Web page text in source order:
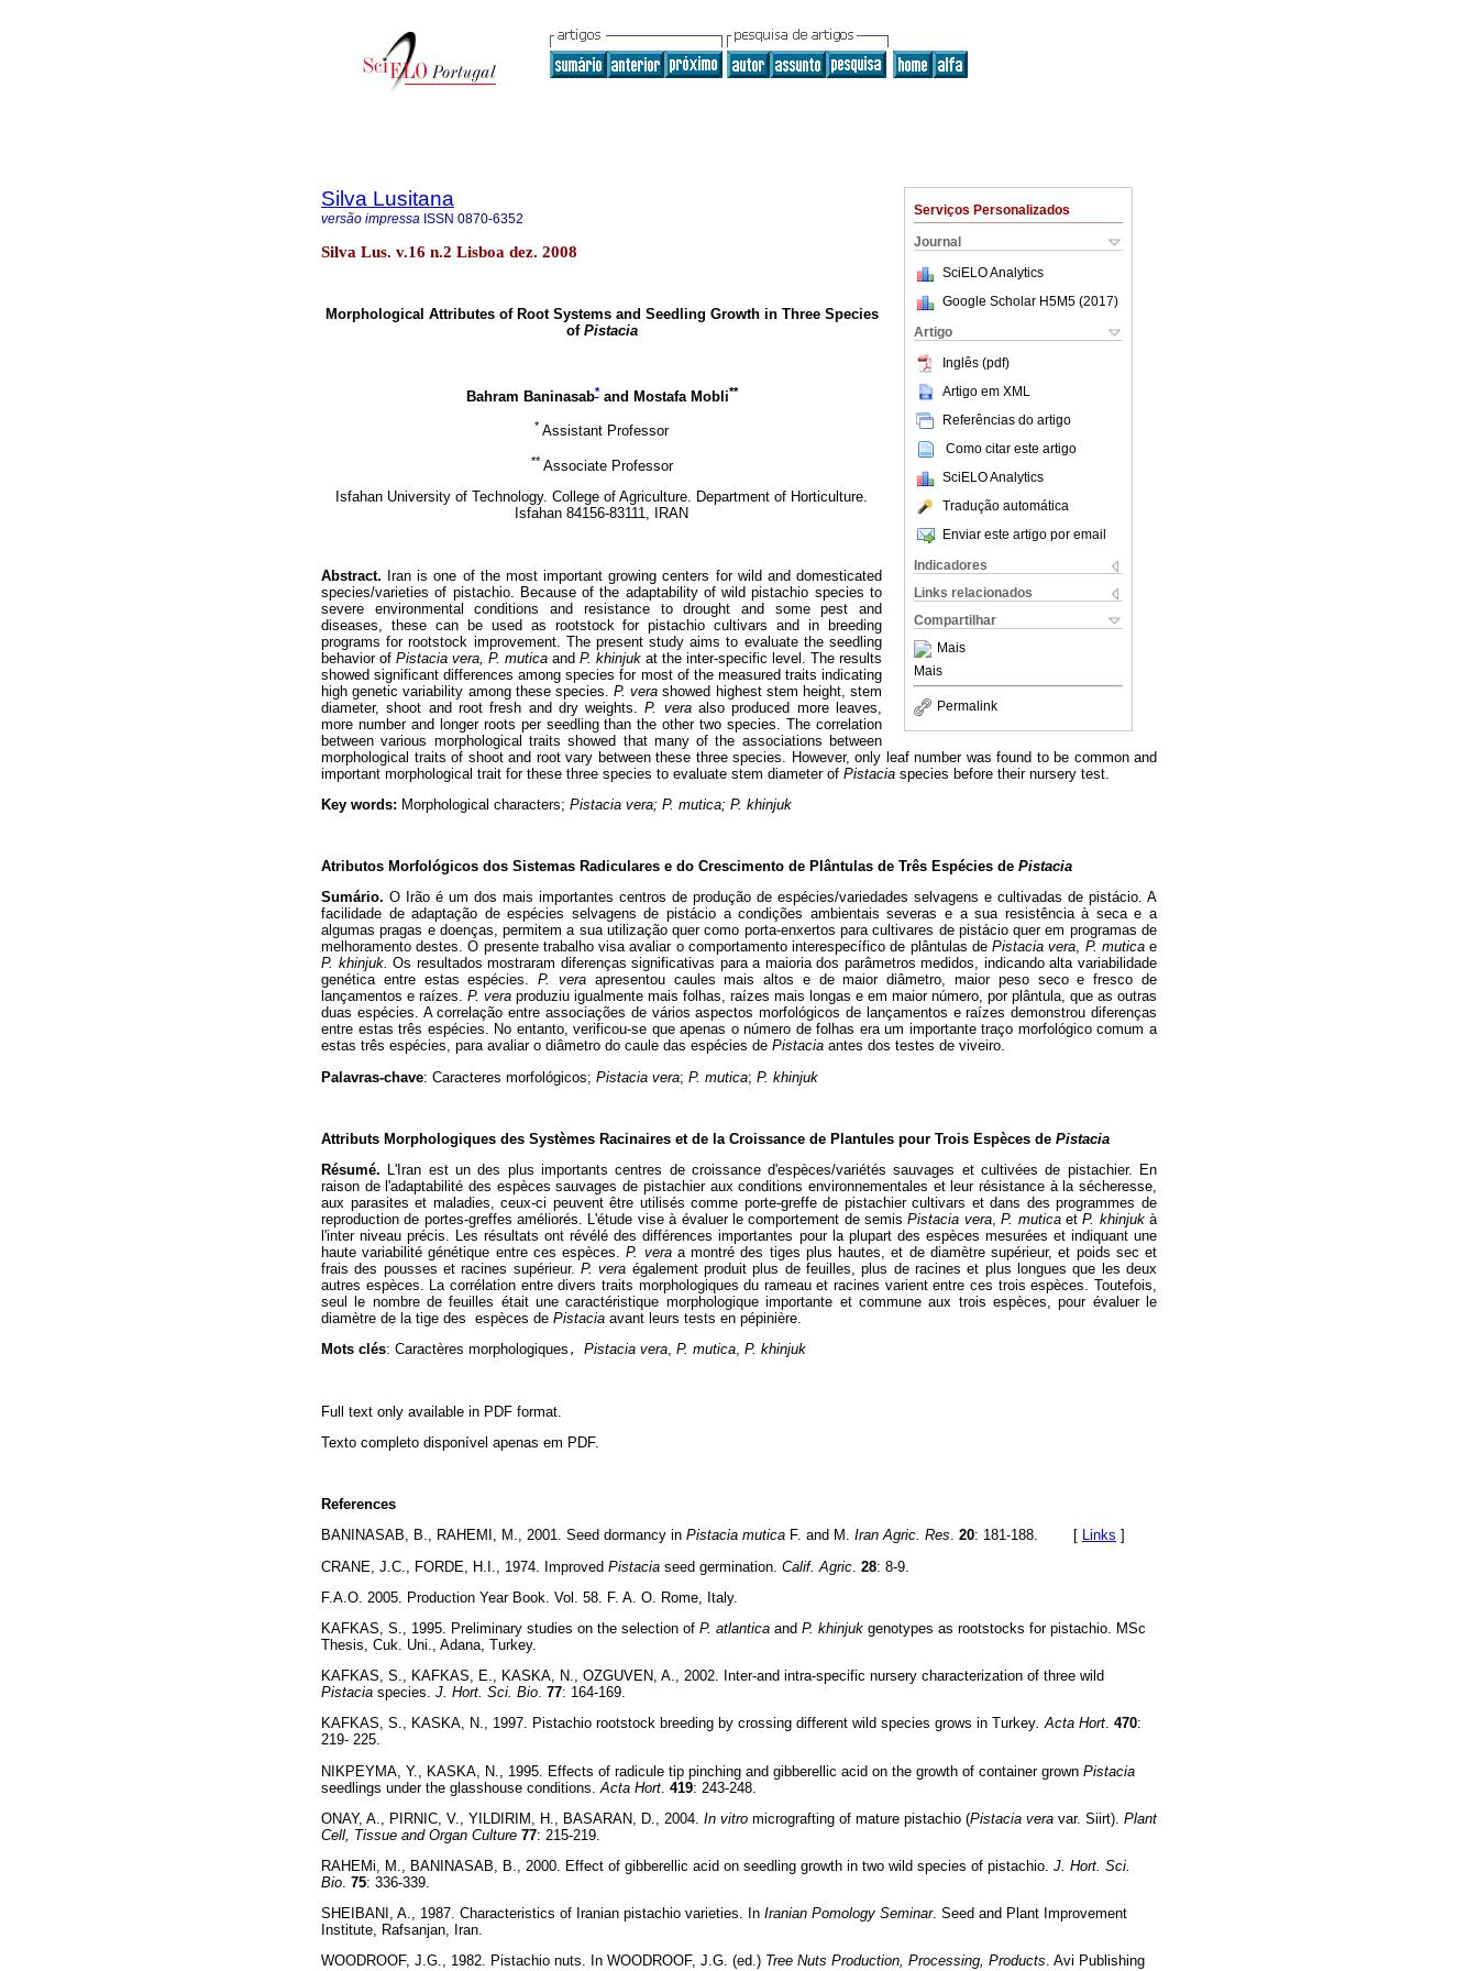
Serviços Personalizados
Journal
SciELO Analytics
Google Scholar H5M5 (2017)
Artigo
Inglês (pdf)
Artigo em XML
Referências do artigo
Como citar este artigo
SciELO Analytics
Tradução automática
Enviar este artigo por email
Indicadores
Links relacionados
Compartilhar
Mais
Mais
Permalink
Silva Lusitana
versão impressa ISSN 0870-6352
Silva Lus. v.16 n.2 Lisboa dez. 2008
Morphological Attributes of Root Systems and Seedling Growth in Three Species
of Pistacia
Bahram Baninasab*and Mostafa Mobli**
* Assistant Professor
**Associate Professor
Isfahan University of Technology. College of Agriculture. Department of Horticulture.
Isfahan 84156-83111, IRAN
Abstract. Iran is one of the most important growing centers for wild and domesticated
species/varieties of pistachio. Because of the adaptability of wild pistachio species to
severe environmental conditions and resistance to drought and some pest and
diseases, these can be used as rootstock for pistachio cultivars and in breeding
programs for rootstock improvement. The present study aims to evaluate the seedling
behavior of Pistacia vera, P. mutica and P. khinjuk at the inter-specific level. The results
showed significant differences among species for most of the measured traits indicating
high genetic variability among these species. P. vera showed highest stem height, stem
diameter, shoot and root fresh and dry weights.P. veraalso produced more leaves,
more number and longer roots per seedling than the other two species. The correlation
between various morphological traits showed that many of the associations between
morphological traits of shoot and root vary between these three species. However, only leaf number was found to be common and
important morphological trait for these three species to evaluate stem diameter of Pistacia species before their nursery test.
Key words: Morphological characters; Pistacia vera; P. mutica; P. khinjuk
Atributos Morfológicos dos Sistemas Radiculares e do Crescimento de Plântulas de Três Espécies de Pistacia
Sumário. O Irão é um dos mais importantes centros de produção de espécies/variedades selvagens e cultivadas de pistácio. A
facilidade de adaptação de espécies selvagens de pistácio a condições ambientais severas e a sua resistência à seca e a
algumas pragas e doenças, permitem a sua utilização quer como porta-enxertos para cultivares de pistácio quer em programas de
melhoramento destes. O presente trabalho visa avaliar o comportamento interespecífico de plântulas dePistacia vera, P. muticae
P. khinjuk.Os resultados mostraram diferenças significativas para a maioria dos parâmetros medidos, indicando alta variabilidade
genética entre estas espécies.P. veraapresentou caules mais altos e de maior diâmetro, maior peso seco e fresco de
lançamentos e raízes. P. vera produziu igualmente mais folhas, raízes mais longas e em maior número, por plântula, que as outras
duas espécies. A correlação entre associações de vários aspectos morfológicos de lançamentos e raízes demonstrou diferenças
entre estas três espécies. No entanto, verificou-se que apenas o número de folhas era um importante traço morfológico comum a
estas três espécies, para avaliar o diâmetro do caule das espécies de Pistacia antes dos testes de viveiro.
Palavras-chave: Caracteres morfológicos; Pistacia vera; P. mutica; P. khinjuk
Attributs Morphologiques des Systèmes Racinaires et de la Croissance de Plantules pour Trois Espèces de Pistacia
Résumé. L'Iran est un des plus importants centres de croissance d'espèces/variétés sauvages et cultivées de pistachier. En
raison de l'adaptabilité des espèces sauvages de pistachier aux conditions environnementales et leur résistance à la sécheresse,
aux parasites et maladies, ceux-ci peuvent être utilisés comme porte-greffe de pistachier cultivars et dans des programmes de
reproduction de portes-greffes améliorés. L'étude vise à évaluer le comportement de semisPistacia vera,P. muticaetP. khinjukà
l'inter niveau précis. Les résultats ont révélé des différences importantes pour la plupart des espèces mesurées et indiquant une
haute variabilité génétique entre ces espèces.P. veraa montré des tiges plus hautes, et de diamètre supérieur, et poids sec et
frais des pousses et racines supérieur. P. vera également produit plus de feuilles, plus de racines et plus longues que les deux
autres espèces. La corrélation entre divers traits morphologiques du rameau et racines varient entre ces trois espèces. Toutefois,
seul le nombre de feuilles était une caractéristique morphologique importante et commune aux trois espèces, pour évaluer le
diamètre de la tige des espèces de Pistacia avant leurs tests en pépinière.
Mots clés: Caractères morphologiques , Pistacia vera, P. mutica, P. khinjuk
Full text only available in PDF format.
Texto completo disponível apenas em PDF.
References
BANINASAB, B., RAHEMI, M., 2001. Seed dormancy in Pistacia mutica F. and M. Iran Agric. Res. 20: 181-188. [ Links ]
CRANE, J.C., FORDE, H.I., 1974. Improved Pistacia seed germination. Calif. Agric 28: 8-9.
F.A.O. 2005. Production Year Book. Vol. 58. F. A. O. Rome, Italy.
KAFKAS, S., 1995. Preliminary studies on the selection of P. atlantica and P. khinjuk genotypes as rootstocks for pistachio. MSc
Thesis, Cuk. Uni., Adana, Turkey.
KAFKAS, S., KAFKAS, E., KASKA, N., OZGUVEN, A., 2002. Inter-and intra-specific nursery characterization of three wild
Pistacia species. J. Hort. Sci. Bio. 77: 164-169.
KAFKAS, S., KASKA, N., 1997. Pistachio rootstock breeding by crossing different wild species grows in Turkey. Acta Hort. 470:
219- 225.
NIKPEYMA, Y., KASKA, N., 1995. Effects of radicule tip pinching and gibberellic acid on the growth of container grown Pistacia
seedlings under the glasshouse conditions. Acta Hort 419: 243-248.
ONAY, A., PIRNIC, V., YILDIRIM, H., BASARAN, D., 2004. In vitro micrografting of mature pistachio (Pistacia vera var. Siirt). Plant
Cell, Tissue and Organ Culture 77: 215-219.
RAHEMi, M., BANINASAB, B., 2000. Effect of gibberellic acid on seedling growth in two wild species of pistachio. J. Hort. Sci.
Bio 75: 336-339.
SHEIBANI, A., 1987. Characteristics of Iranian pistachio varieties. In Iranian Pomology Seminar. Seed and Plant Improvement
Institute, Rafsanjan, Iran.
WOODROOF, J.G., 1982. Pistachio nuts. In WOODROOF, J.G. (ed.) Tree Nuts Production, Processing, Products. Avi Publishing